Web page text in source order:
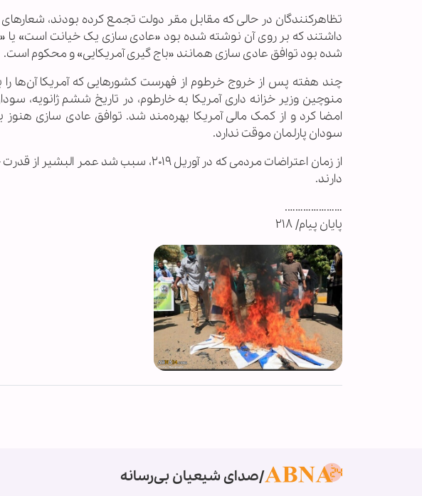
تظاهرکنندگان در حالی که مقابل مقر دولت تجمع کرده بودند‏،
داشتند که بر روی آن نوشته شده بود «عادی سازی یک خیانت است»
شده بود توافق عادی سازی همانند «باج گیری آمریکایی» و محکوم است.
چند هفته پس از خروج خرطوم از فهرست کشور‌هایی که آمریکا آن‌ها
منوچین وزیر خزانه داری آمریکا به خارطوم، در تاریخ ششم ژانویه،
امضا کرد و از کمک مالی آمریکا بهره‌مند شد. توافق عادی سازی
سودان پارلمان موقت ندارد.
از زمان اعتراضات مردمی که در آوریل ۲۰۱۹،
دارند.
………………….
پایان پیام/ ۲۱۸
صدای شیعیان بی‌رسانه